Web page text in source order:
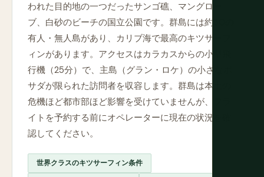
われた目的地の一つだったサンゴ礁、マングロー
ブ、白砂のビーチの国立公園です。群島には約50の
有人・無人島があり、カリブ海で最高のキツサーフ
ィンがあります。アクセスはカラカスからの小型飛
行機（25分）で、主島（グラン・ロケ）の小さなポ
サダが限られた訪問者を収容します。群島は本土の
危機ほど都市部ほど影響を受けていませんが、フラ
イトを予約する前にオペレーターに現在の状況を確
認してください。
世界クラスのキツサーフィン条件